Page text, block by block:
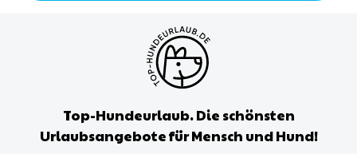
Top-Hundeurlaub. Die schönsten
Urlaubsangebote für Mensch und Hund!